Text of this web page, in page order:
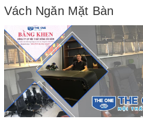
Vách Ngăn Mặt Bàn